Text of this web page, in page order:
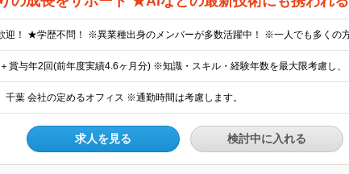
千葉 会社の定めるオフィス ※通勤時間は考慮します。
求人を見る 検討中に入れる